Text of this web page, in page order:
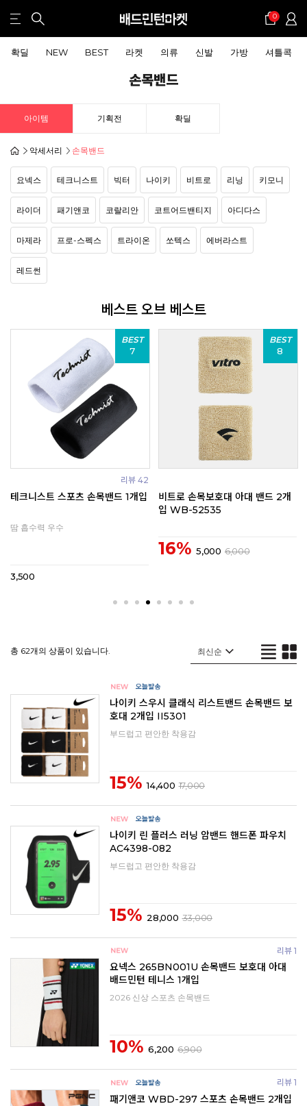
0
확딜 NEW BEST 라켓 의류 신발 가방 셔틀콕
손목밴드
아이템 기획전 확딜
악세서리 손목밴드
요넥스 테크니스트 빅터 나이키 비트로 리닝 키모니
라이더 패기앤코 코랄리안 코트어드밴티지 아디다스
마제라 프로-스펙스 트라이온 쏘텍스 에버라스트
레드썬
베스트 오브 베스트
BEST
9
리뷰 3
코랄리안 손목밴드 2개입 CWG-
BEST
10
빅터 배드민턴 손목 보호대 아대 밴
드 SP123
총 62개의 상품이 있습니다.
나이키 스우시 클래식 리스트밴드 손목밴드 보
호대 2개입 II5301
부드럽고 편안한 착용감
15% 14,400 17,000
나이키 린 플러스 러닝 암밴드 핸드폰 파우치
AC4398-082
부드럽고 편안한 착용감
15% 28,000 33,000
리뷰 1
요넥스 265BN001U 손목밴드 보호대 아대
배드민턴 테니스 1개입
2026 신상 스포츠 손목밴드
10% 6,200 6,900
리뷰 1
패기앤코 WBD-297 스포츠 손목밴드 2개입